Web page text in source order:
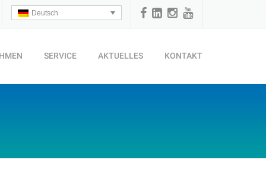
Deutsch
SERVICE AKTUELLES KONTAKT